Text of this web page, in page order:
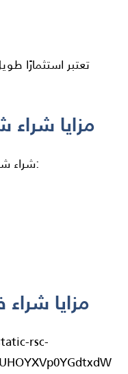
تعتبر استثمارًا
مزايا
شراء شقة في حي النهضة يمنح عدة مزايا:
مزايا